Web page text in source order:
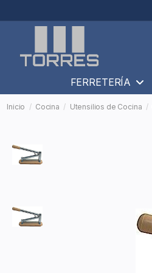
FERRETERÍA
Inicio Cocina Utensilios de Cocina